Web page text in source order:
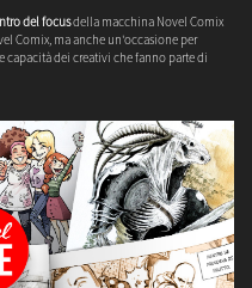
del focusdella macchina Novel Comix
Comix, ma anche un'occasione per
capacità dei creativi che fanno parte di